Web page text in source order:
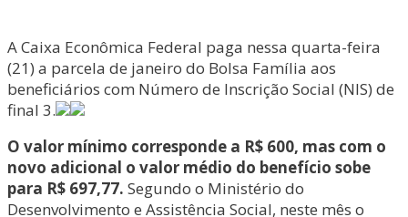
A Caixa Econômica Federal paga nessa quarta-feira
(21) a parcela de janeiro do Bolsa Família aos
beneficiários com Número de Inscrição Social (NIS) de
final 3.
O valor mínimo corresponde a R$ 600, mas com o
novo adicional o valor médio do benefício sobe
para R$ 697,77. Segundo o Ministério do
Desenvolvimento e Assistência Social, neste mês o